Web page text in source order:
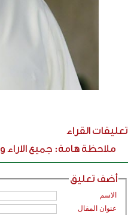
تعليقات القراء
ملاحظة هامة: جميع
أضف تعليق
الاسم
عنوان المقال